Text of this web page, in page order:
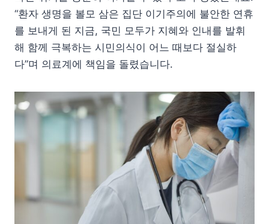
“환자 생명을 볼모 삼은 집단 이기주의에 불안한 연휴
를 보내게 된 지금, 국민 모두가 지혜와 인내를 발휘
해 함께 극복하는 시민의식이 어느 때보다 절실하
다”며 의료계에 책임을 돌렸습니다.